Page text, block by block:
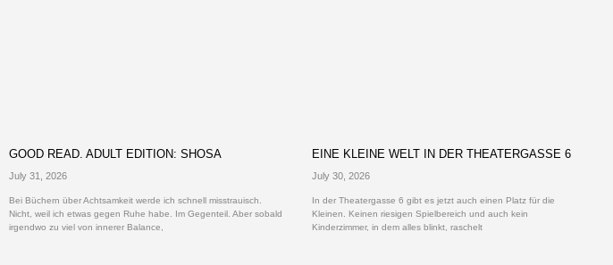
GOOD READ. ADULT EDITION: SHOSA
July 31, 2026
Bei Büchern über Achtsamkeit werde ich schnell misstrauisch.
Nicht, weil ich etwas gegen Ruhe habe. Im Gegenteil. Aber sobald
irgendwo zu viel von innerer Balance,
EINE KLEINE WELT IN DER THEATERGASSE 6
July 30, 2026
In der Theatergasse 6 gibt es jetzt auch einen Platz für die
Kleinen. Keinen riesigen Spielbereich und auch kein
Kinderzimmer, in dem alles blinkt, raschelt